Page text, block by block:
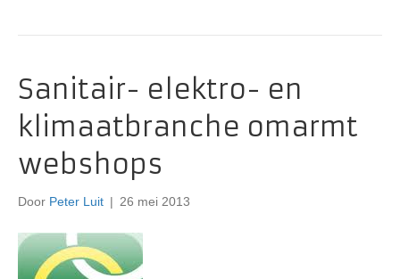
Sanitair- elektro- en
klimaatbranche omarmt
webshops
Door Peter Luit | 26 mei 2013